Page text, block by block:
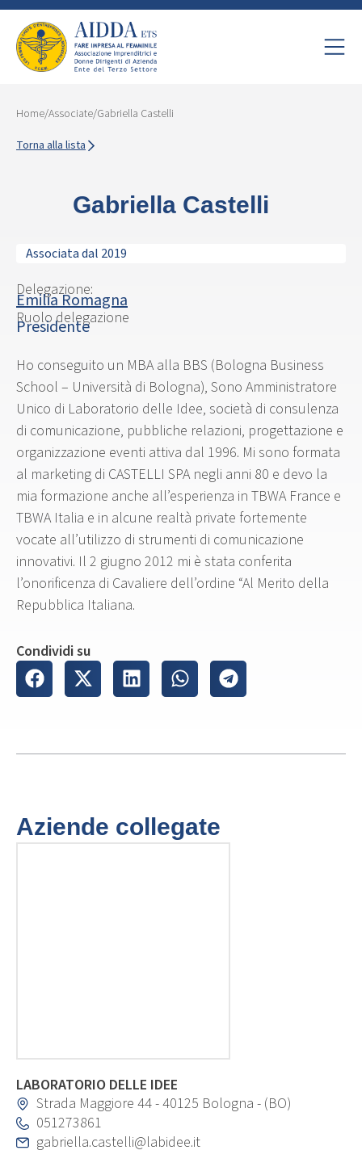
Home/Associate/Gabriella Castelli
Torna alla lista
Gabriella Castelli
Associata dal 2019
Delegazione:
Emilia Romagna
Ruolo delegazione
Presidente
Ho conseguito un MBA alla BBS (Bologna Business
School – Università di Bologna), Sono Amministratore
Unico di Laboratorio delle Idee, società di consulenza
di comunicazione, pubbliche relazioni, progettazione e
organizzazione eventi attiva dal 1996. Mi sono formata
al marketing di CASTELLI SPA negli anni 80 e devo la
mia formazione anche all’esperienza in TBWA France e
TBWA Italia e in alcune realtà private fortemente
vocate all’utilizzo di strumenti di comunicazione
innovativi. Il 2 giugno 2012 mi è stata conferita
l’onorificenza di Cavaliere dell’ordine “Al Merito della
Repubblica Italiana.
Condividi su
Aziende collegate
LABORATORIO DELLE IDEE
Strada Maggiore 44 - 40125 Bologna - (BO)
051273861
gabriella.castelli@labidee.it